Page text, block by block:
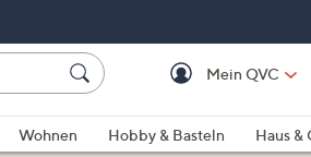
Mein QVC
Wohnen Hobby & Basteln
Haus &